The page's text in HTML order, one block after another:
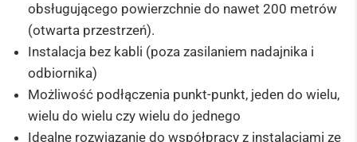
obsługującego powierzchnie do nawet 200 metrów
(otwarta przestrzeń).
Instalacja bez kabli (poza zasilaniem nadajnika i
odbiornika)
Możliwość podłączenia punkt-punkt, jeden do wielu,
wielu do wielu czy wielu do jednego
Idealne rozwiązanie do współpracy z instalacjami ze